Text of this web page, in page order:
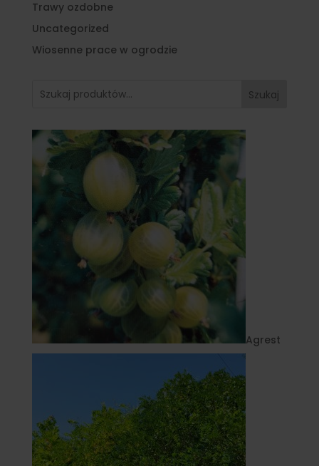
Trawy ozdobne
Uncategorized
Wiosenne prace w ogrodzie
Szukaj
Agrest